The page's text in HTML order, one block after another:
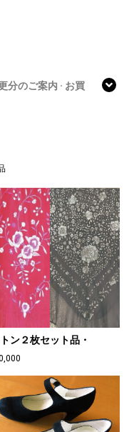
のご案内 · お買
ン２枚セット品・